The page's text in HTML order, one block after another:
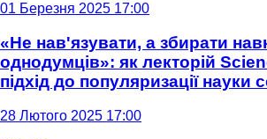
01 Березня 2025 17:00
«Не нав'язувати, а збирати
однодумців»: як лекторій
підхід до популяризації науки
28 Лютого 2025 17:00